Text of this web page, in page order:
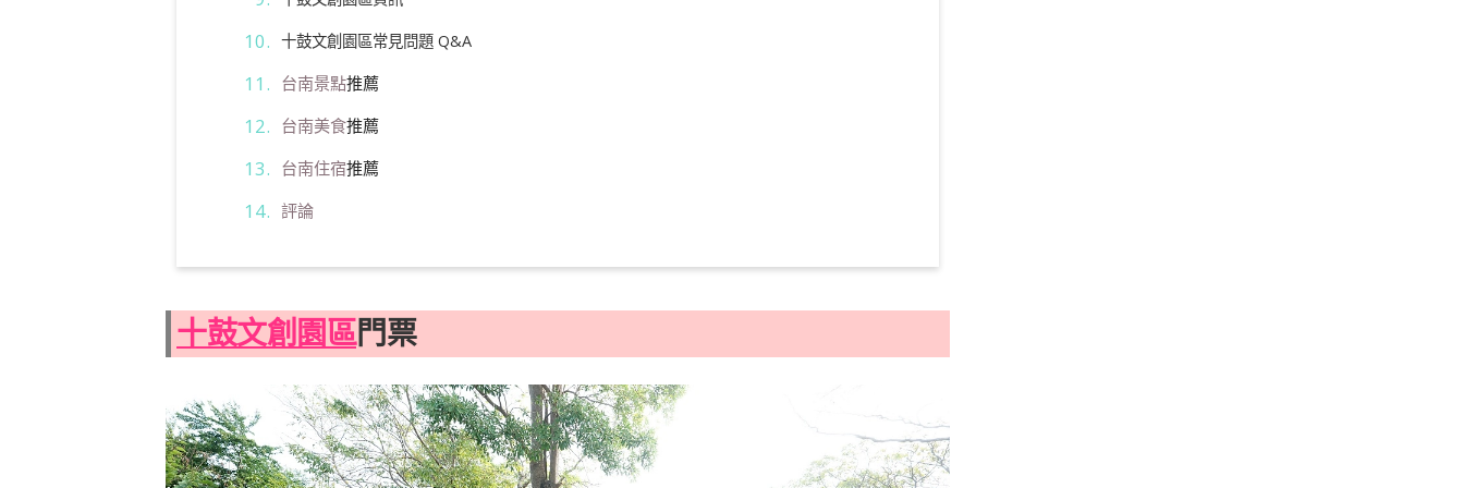
十鼓文創園區常見問題 Q&A
台南景點推薦
台南美食推薦
台南住宿推薦
評論
十鼓文創園區門票